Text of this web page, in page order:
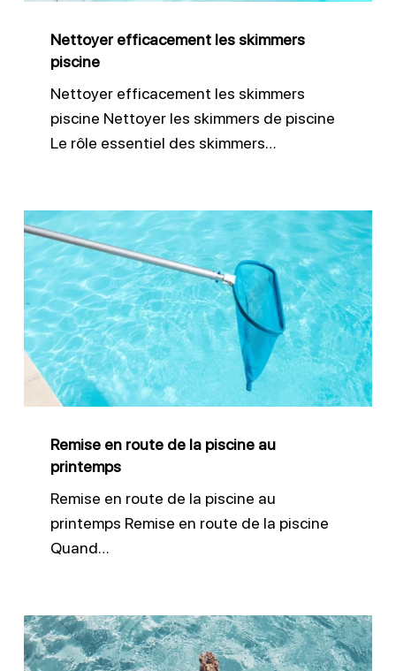
Nettoyer efficacement les skimmers
piscine
Nettoyer efficacement les skimmers
piscine Nettoyer les skimmers de piscine
Le rôle essentiel des skimmers…
Remise
en
route
de
la
piscine
Remise en route de la piscine au
printemps
Remise en route de la piscine au
printemps Remise en route de la piscine
Quand…
Améliorer
la